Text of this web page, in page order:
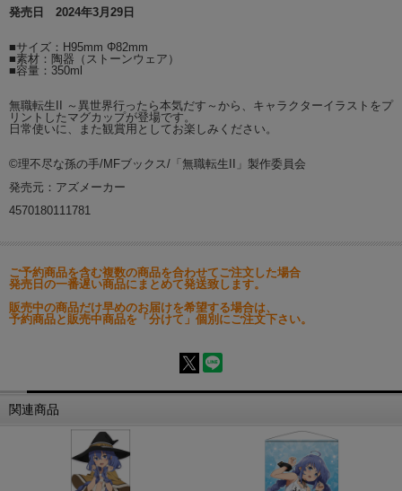
発売日 2024年3月29日
■サイズ：H95mm Φ82mm
■素材：陶器（ストーンウェア）
■容量：350ml
無職転生II ～異世界行ったら本気だす～から、キャラクターイラストをプ
リントしたマグカップが登場です。
日常使いに、また観賞用としてお楽しみください。
©理不尽な孫の手/MFブックス/「無職転生II」製作委員会
発売元：アズメーカー
4570180111781
ご予約商品を含む複数の商品を合わせてご注文した場合
発売日の一番遅い商品にまとめて発送致します。
販売中の商品だけ早めのお届けを希望する場合は、
予約商品と販売中商品を「分けて」個別にご注文下さい。
関連商品